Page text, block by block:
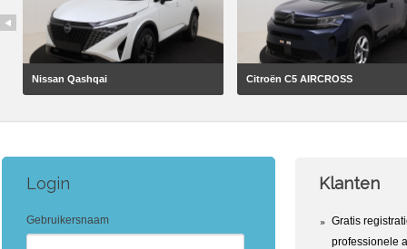
Nissan Qashqai Citroën C5 AIRCROSS
Login
Gebruikersnaam
Klanten
Gratis
professionele